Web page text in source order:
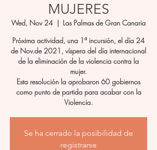
MUJERES
Wed, Nov 24
  |
Las Palmas de Gran Canaria
Próxima actividad, una 1ª incursión, el día 24
de Nov.de 2021, víspera del día internacional
de la eliminación de la violencia contra la
mujer.
Esta resolución la aprobaron 60 gobiernos
como punto de partida para acabar con la
Violencia.
Se ha cerrado la posibilidad de
registrarse